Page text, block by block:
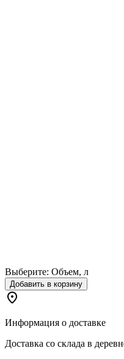
Выберите: Объем, л
Добавить в корзину
Информация о доставке
Доставка со склада в